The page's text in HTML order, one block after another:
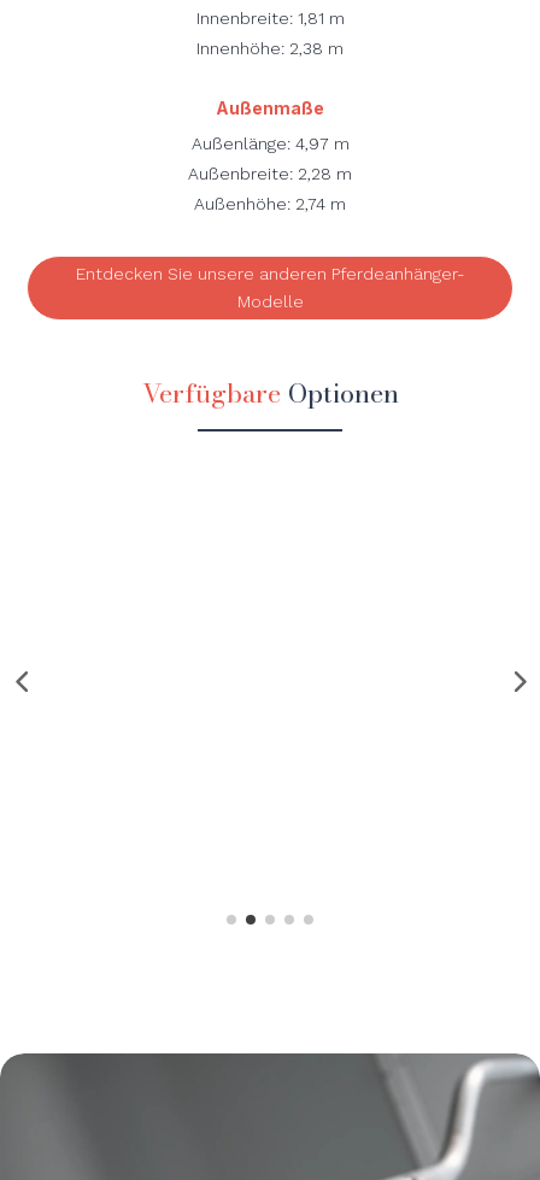
Innenbreite: 1,81 m
Innenhöhe: 2,38 m
Außenmaße
Außenlänge: 4,97 m
Außenbreite: 2,28 m
Außenhöhe: 2,74 m
Entdecken Sie unsere anderen Pferdeanhänger-
Modelle
VerfügbareOptionen